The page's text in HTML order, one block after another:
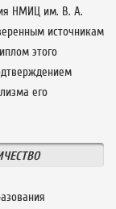
НМИЦ им. В. А.
источникам
этого
его